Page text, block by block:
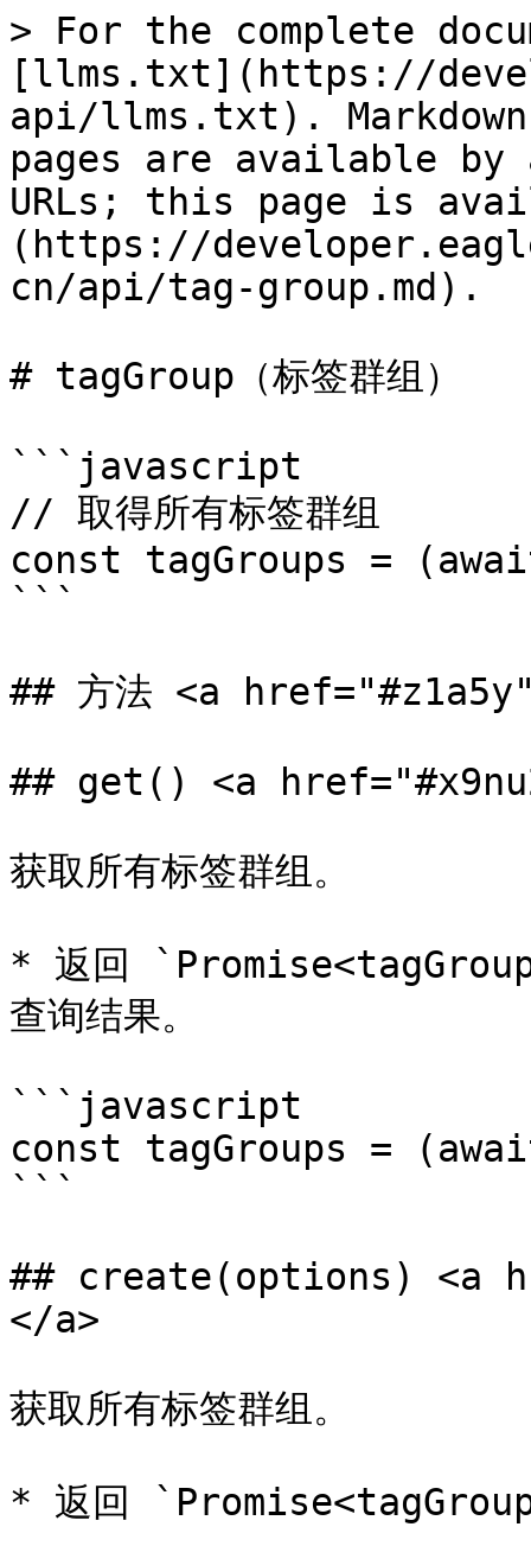
> For the complete
[llms.txt](https://
api/llms.txt).
pages are available by
URLs; this page is
(https://
cn/api/tag-group.md).
# tagGroup（标签群组）
```javascript
// 取得所有标签群组
const tagGroups =
```
## 方法 <a
## get() <a
获取所有标签群组。
* 返回
查询结果。
```javascript
const tagGroups =
```
## create(options) <a
</a>
获取所有标签群组。
* 返回